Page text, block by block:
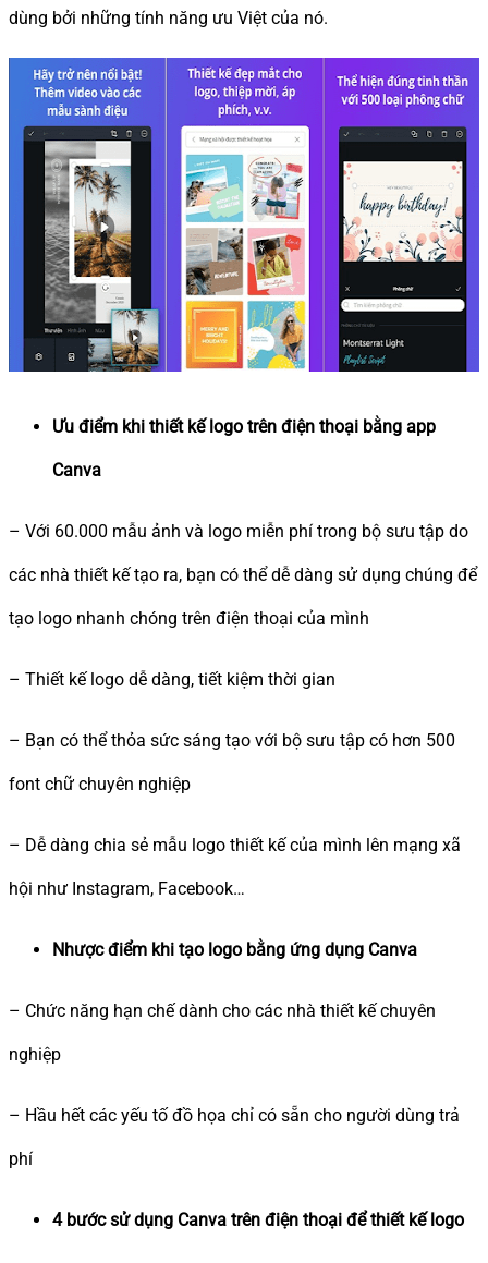
dùng bởi những tính năng ưu Việt của nó.
Ưu điểm khi thiết kế logo trên điện thoại bằng app
Canva
– Với 60.000 mẫu ảnh và logo miễn phí trong bộ sưu tập do
các nhà thiết kế tạo ra, bạn có thể dễ dàng sử dụng chúng để
tạo logo nhanh chóng trên điện thoại của mình
– Thiết kế logo dễ dàng, tiết kiệm thời gian
– Bạn có thể thỏa sức sáng tạo với bộ sưu tập có hơn 500
font chữ chuyên nghiệp
– Dễ dàng chia sẻ mẫu logo thiết kế của mình lên mạng xã
hội như Instagram, Facebook…
Nhược điểm khi tạo logo bằng ứng dụng Canva
– Chức năng hạn chế dành cho các nhà thiết kế chuyên
nghiệp
– Hầu hết các yếu tố đồ họa chỉ có sẵn cho người dùng trả
phí
4 bước sử dụng Canva trên điện thoại để thiết kế logo